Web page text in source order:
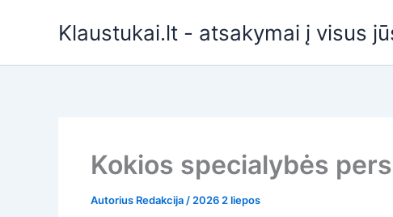
Klaustukai.lt - atsakymai į visus
Kokios specialybės
Autorius Redakcija / 2026 2 liepos